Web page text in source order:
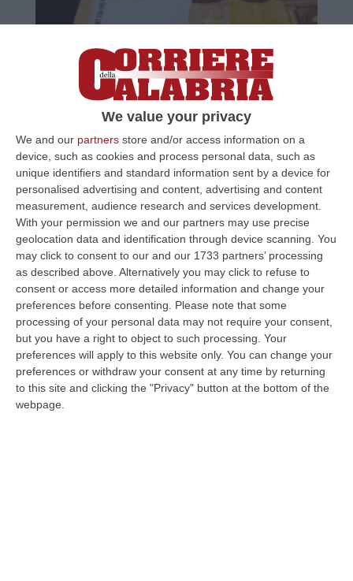
We value your privacy
We and our partners store and/or access information on a
device, such as cookies and process personal data, such as
unique identifiers and standard information sent by a device for
personalised advertising and content, advertising and content
measurement, audience research and services development.
With your permission we and our partners may use precise
geolocation data and identification through device scanning. You
may click to consent to our and our 1733 partners’ processing
as described above. Alternatively you may click to refuse to
consent or access more detailed information and change your
preferences before consenting. Please note that some
processing of your personal data may not require your consent,
but you have a right to object to such processing. Your
preferences will apply to this website only. You can change your
preferences or withdraw your consent at any time by returning
to this site and clicking the "Privacy" button at the bottom of the
webpage.
‘Ndrangheta, la “regola d’onore” dei
Marando: 50mila euro per chiudere la
guerra a San Basilio
Dopo il tradimento dei “Moschettieri” e il
contributo negato ai carcerati, la potente
famiglia calabrese cerca di chiudere i conti
Pubblicato il: 07/08/25 – 6:43